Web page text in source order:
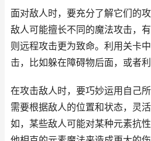
面对敌人时，要充分了解它们的
敌人可能擅长不同的魔法攻击，
则远程攻击更为致命。利用关卡
击，比如躲在障碍物后面，或者
在攻击敌人时，要巧妙运用自己
需要根据敌人的位置和状态，灵
如，某些敌人可能对某种元素抗